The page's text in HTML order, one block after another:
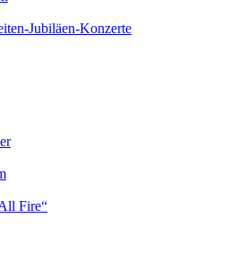
Jubiläen-Konzerte
Fire“